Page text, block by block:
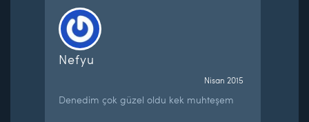
Nefyu
Nisan 2015
Denedim çok güzel oldu kek muhteşem